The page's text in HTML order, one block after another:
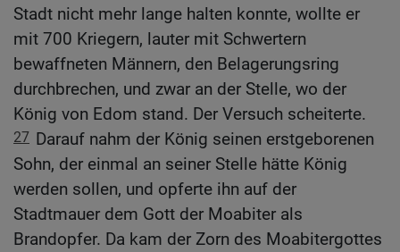
Stadt nicht mehr lange halten konnte, wollte er
mit 700 Kriegern, lauter mit Schwertern
bewaffneten Männern, den Belagerungsring
durchbrechen, und zwar an der Stelle, wo der
König von Edom stand. Der Versuch scheiterte.
27 Darauf nahm der König seinen erstgeborenen
Sohn, der einmal an seiner Stelle hätte König
werden sollen, und opferte ihn auf der
Stadtmauer dem Gott der Moabiter als
Brandopfer. Da kam der Zorn des Moabitergottes